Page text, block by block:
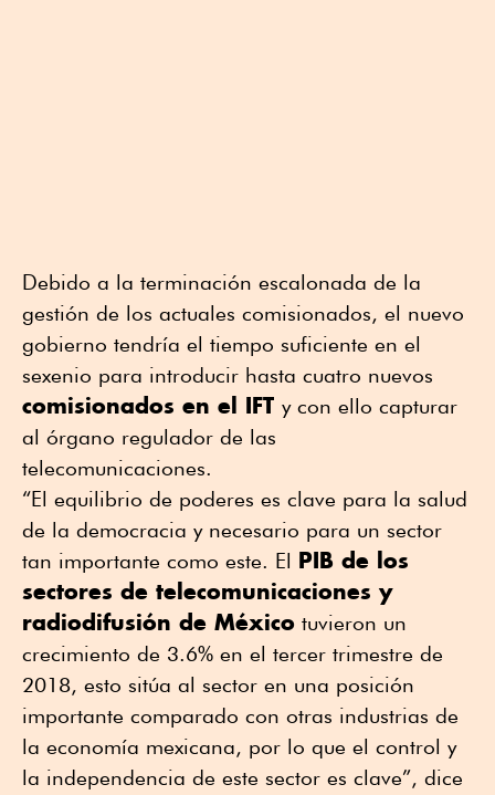
Debido a la terminación escalonada de la
gestión de los actuales comisionados, el nuevo
gobierno tendría el tiempo suficiente en el
sexenio para introducir hasta cuatro nuevos
comisionados en el IFT y con ello capturar
al órgano regulador de las
telecomunicaciones.
“El equilibrio de poderes es clave para la salud
de la democracia y necesario para un sector
tan importante como este. El PIB de los
sectores de telecomunicaciones y
radiodifusión de México tuvieron un
crecimiento de 3.6% en el tercer trimestre de
2018, esto sitúa al sector en una posición
importante comparado con otras industrias de
la economía mexicana, por lo que el control y
la independencia de este sector es clave”, dice